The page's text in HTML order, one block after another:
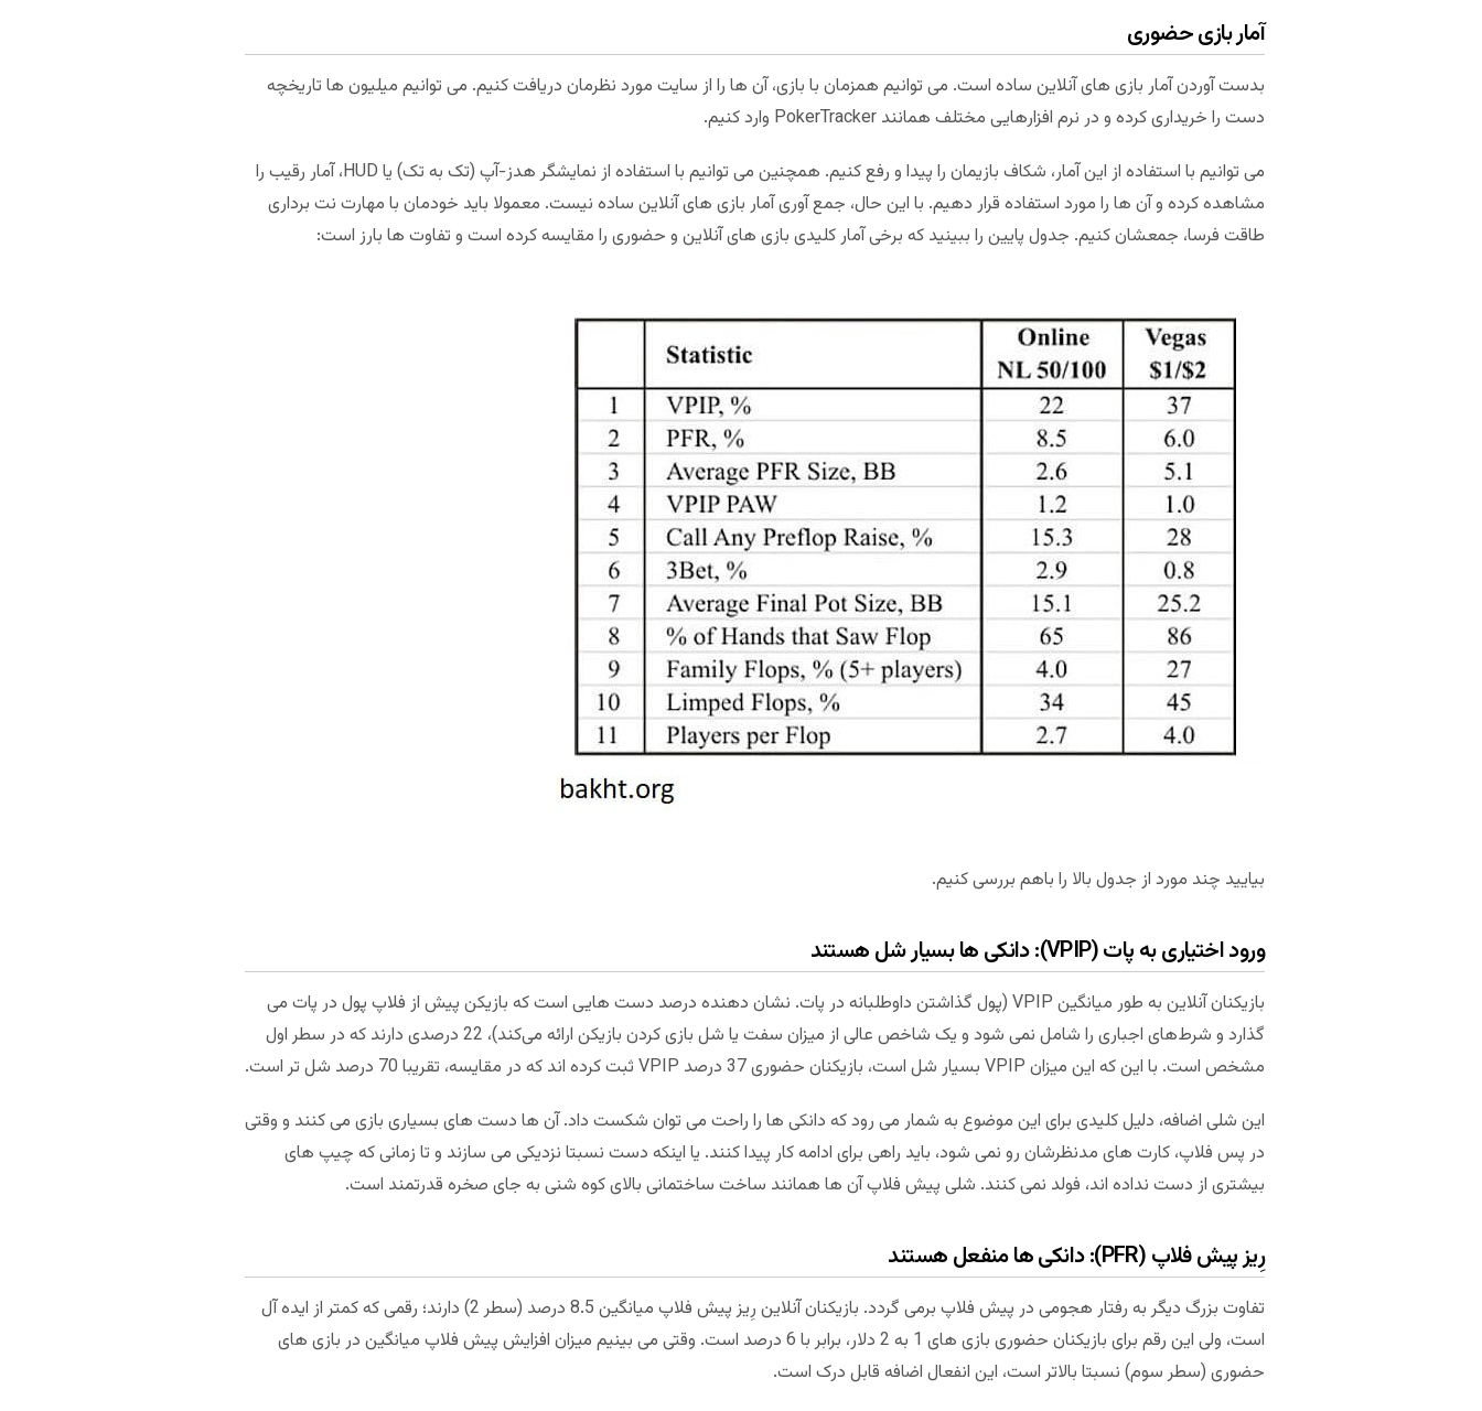
آمار بازی حضوری
بدست آوردن آمار بازی های آنلاین ساده است. می توانیم همزمان با بازی، آن ها را از سایت مورد نظرمان دریافت کنیم. می توانیم میلیون ها تاریخچه
دست را خریداری کرده و در نرم افزارهایی مختلف همانند PokerTracker وارد کنیم.
می توانیم با استفاده از این آمار، شکاف بازیمان را پیدا و رفع کنیم. همچنین می توانیم با استفاده از نمایشگر هدز-آپ (تک به تک) یا HUD، آمار رقیب را
مشاهده کرده و آن ها را مورد استفاده قرار دهیم. با این حال، جمع آوری آمار بازی های آنلاین ساده نیست. معمولا باید خودمان با مهارت نت برداری
طاقت فرسا، جمعشان کنیم. جدول پایین را ببینید که برخی آمار کلیدی بازی های آنلاین و حضوری را مقایسه کرده است و تفاوت ها بارز است:
بیایید چند مورد از جدول بالا را باهم بررسی کنیم.
ورود اختیاری به پات (VPIP): دانکی ها بسیار شل هستند
بازیکنان آنلاین به طور میانگین VPIP (پول گذاشتن داوطلبانه در پات. نشان دهنده درصد دست ‌هایی است که بازیکن پیش از فلاپ پول در پات می‌
گذارد و شرط‌های اجباری را شامل نمی ‌شود و یک شاخص عالی از میزان سفت یا شل بازی کردن بازیکن ارائه می‌کند)، 22 درصدی دارند که در سطر اول
مشخص است. با این که این میزان VPIP بسیار شل است، بازیکنان حضوری 37 درصد VPIP ثبت کرده اند که در مقایسه، تقریبا 70 درصد شل تر است.
این شلی اضافه، دلیل کلیدی برای این موضوع به شمار می رود که دانکی ها را راحت می توان شکست داد. آن ها دست های بسیاری بازی می کنند و وقتی
در پس فلاپ، کارت های مدنظرشان رو نمی شود، باید راهی برای ادامه کار پیدا کنند. یا اینکه دست نسبتا نزدیکی می سازند و تا زمانی که چیپ های
بیشتری از دست نداده اند، فولد نمی کنند. شلی پیش فلاپ آن ها همانند ساخت ساختمانی بالای کوه شنی به جای صخره قدرتمند است.
رِیز پیش فلاپ (PFR): دانکی ها منفعل هستند
تفاوت بزرگ دیگر به رفتار هجومی در پیش فلاپ برمی گردد. بازیکنان آنلاین رِیز پیش فلاپ میانگین 8.5 درصد (سطر 2) دارند؛ رقمی که کمتر از ایده آل
است، ولی این رقم برای بازیکنان حضوری بازی های 1 به 2 دلار، برابر با 6 درصد است. وقتی می بینیم میزان افزایش پیش فلاپ میانگین در بازی های
حضوری (سطر سوم) نسبتا بالاتر است، این انفعال اضافه قابل درک است.